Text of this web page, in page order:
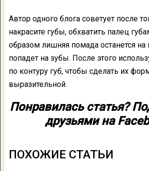
Автор одного блога советует после
накрасите губы, обхватить палец
образом лишняя помада останется на
попадет на зубы. После этого
по контуру губ, чтобы сделать их
выразительной.
Понравилась статья?
друзьями на
ПОХОЖИЕ СТАТЬИ